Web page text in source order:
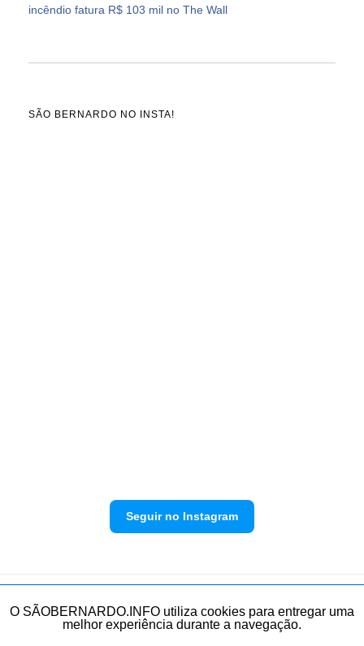
incêndio fatura R$ 103 mil no The Wall
SÃO BERNARDO NO INSTA!
Seguir no Instagram
Política de privacidade Envie sua denúncia
O SÃOBERNARDO.INFO utiliza cookies para entregar uma
melhor experiência durante a navegação.